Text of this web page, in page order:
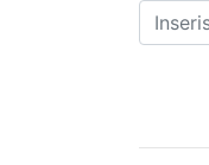
Ricerca